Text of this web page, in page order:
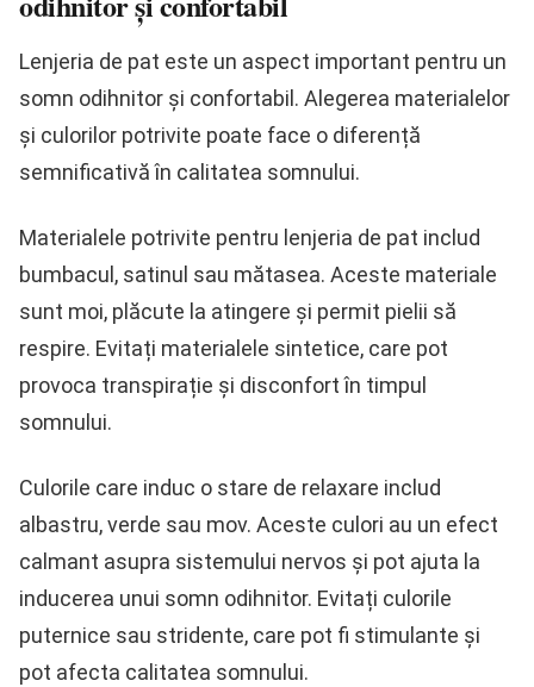
Lenjeria de pat este un aspect important pentru un
somn odihnitor și confortabil. Alegerea materialelor
și culorilor potrivite poate face o diferență
semnificativă în calitatea somnului.
Materialele potrivite pentru lenjeria de pat includ
bumbacul, satinul sau mătasea. Aceste materiale
sunt moi, plăcute la atingere și permit pielii să
respire. Evitați materialele sintetice, care pot
provoca transpirație și disconfort în timpul
somnului.
Culorile care induc o stare de relaxare includ
albastru, verde sau mov. Aceste culori au un efect
calmant asupra sistemului nervos și pot ajuta la
inducerea unui somn odihnitor. Evitați culorile
puternice sau stridente, care pot fi stimulante și
pot afecta calitatea somnului.